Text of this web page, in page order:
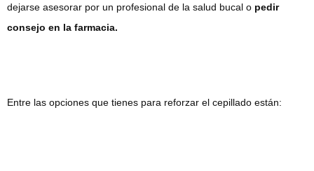
dejarse asesorar por un profesional de la salud bucal o pedir
consejo en la farmacia.
Entre las opciones que tienes para reforzar el cepillado están: